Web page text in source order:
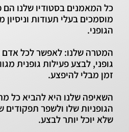
כל המאמנים בסטודיו שלנו הם
מוסמכים בעלי תעודות
הגופני.
המטרה שלנו: לאפשר לכל אדם
גופני, לבצע פעילות גופנית
זמן מבלי להיפצע.
השאיפה שלנו היא להביא כל
הגופניות שלו ולשפר
שלא יוכל יותר לבצע.